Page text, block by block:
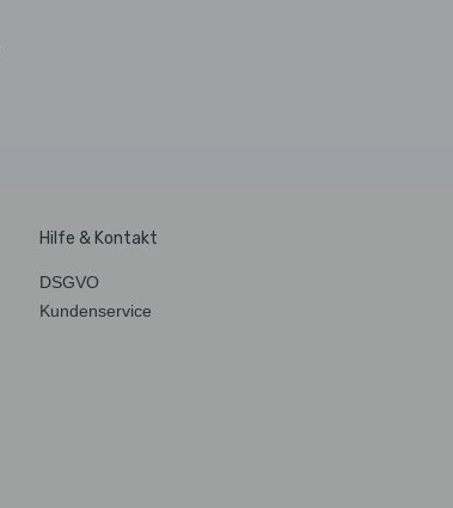
Hilfe & Kontakt
DSGVO
Kundenservice